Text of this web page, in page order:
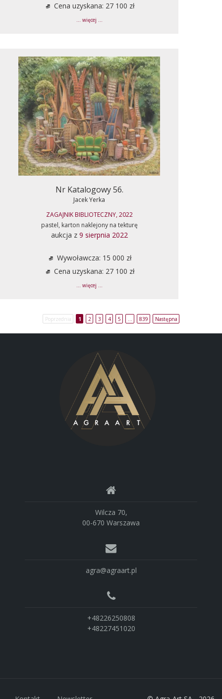
Cena uzyskana: 27 100 zł
... więcej ...
Nr Katalogowy 56.
Jacek Yerka
ZAGAJNIK BIBLIOTECZNY, 2022
pastel, karton naklejony na tekturę
aukcja z 9 sierpnia 2022
Wywoławcza: 15 000 zł
Cena uzyskana: 27 100 zł
... więcej ...
Poprzednia 1 2 3 4 5 839 Następna
Wilcza 70,
00-670 Warszawa
agra@agraart.pl
+48226250808
+48227451020